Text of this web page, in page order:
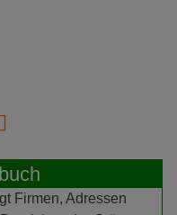
Firmen, Adressen